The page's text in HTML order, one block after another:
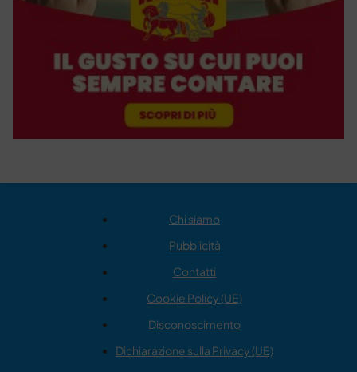
Chi siamo
Pubblicità
Contatti
Cookie Policy (UE)
Disconoscimento
Dichiarazione sulla Privacy (UE)